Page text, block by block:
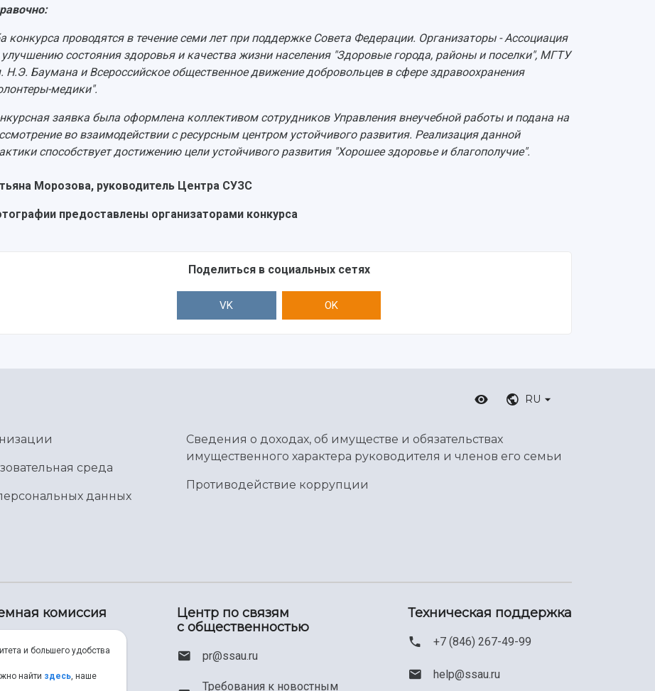
конкурса проводятся в течение семи лет при поддержке Совета Федерации. Организаторы - Ассоциация
улучшению состояния здоровья и качества жизни населения "Здоровые города, районы и поселки", МГТУ
Н.Э. Баумана и Всероссийское общественное движение добровольцев в сфере здравоохранения
медики".
заявка была оформлена коллективом сотрудников Управления внеучебной работы и подана на
во взаимодействии с ресурсным центром устойчивого развития. Реализация данной
способствует достижению цели устойчивого развития "Хорошее здоровье и благополучие".
Морозова, руководитель Центра СУЗС
предоставлены организаторами конкурса
Поделиться в социальных сетях
VK OK
RU
среда
данных
Сведения о доходах, об имуществе и обязательствах
имущественного характера руководителя и членов его семьи
Противодействие коррупции
комиссия
(846) 267-48-67
Центр по связям
с общественностью
pr@ssau.ru
Требования к новостным
Техническая поддержка
+7 (846) 267-49-99
help@ssau.ru
и большего удобства
найти здесь, наше